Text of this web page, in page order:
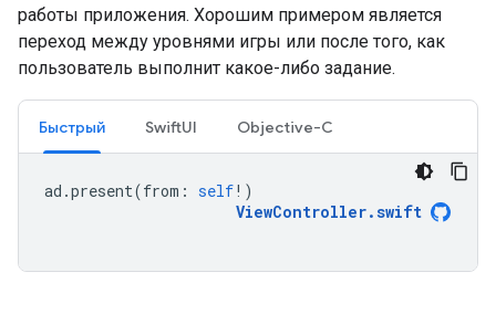
работы приложения. Хорошим примером является
переход между уровнями игры или после того, как
пользователь выполнит какое-либо задание.
Быстрый SwiftUI Objective-C
ad .present(from : self!)
ViewController.swift